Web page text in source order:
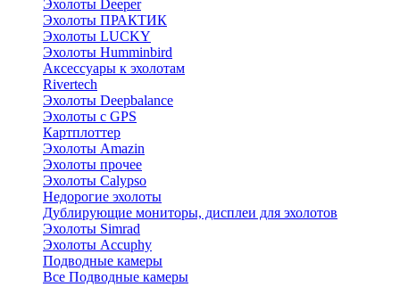
Эхолоты Deeper
Эхолоты ПРАКТИК
Эхолоты LUCKY
Эхолоты Humminbird
Аксессуары к эхолотам
Rivertech
Эхолоты Deepbalance
Эхолоты с GPS
Картплоттер
Эхолоты Amazin
Эхолоты прочее
Эхолоты Calypso
Недорогие эхолоты
Дублирующие мониторы, дисплеи для эхолотов
Эхолоты Simrad
Эхолоты Accuphy
Подводные камеры
Все Подводные камеры